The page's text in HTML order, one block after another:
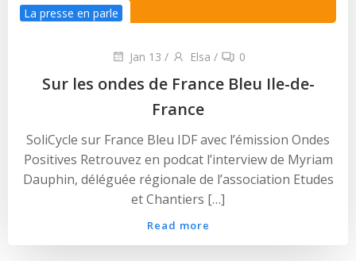
La presse en parle
Jan 13 / Elsa / 0
Sur les ondes de France Bleu Ile-de-
France
SoliCycle sur France Bleu IDF avec l’émission Ondes
Positives Retrouvez en podcat l’interview de Myriam
Dauphin, déléguée régionale de l’association Etudes
et Chantiers […]
Read more